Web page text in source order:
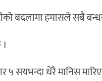
बदलामा हमासले सबै
५ सयभन्दा धेरै मानिस